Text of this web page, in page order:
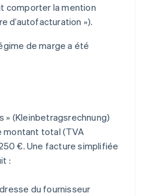
comporter la mention
d’autofacturation »).
de marge a été
» (Kleinbetragsrechnung)
montant total (TVA
€. Une facture simplifiée
:
du fournisseur